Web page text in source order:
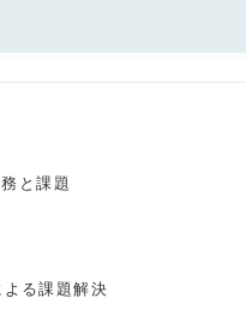
と課題
る課題解決